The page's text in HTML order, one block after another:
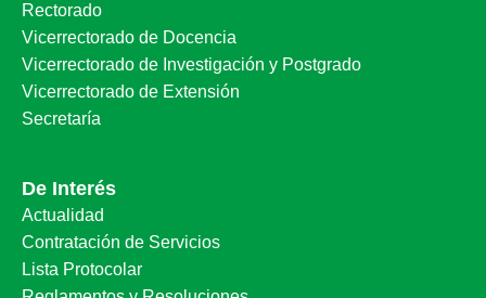
Rectorado
Vicerrectorado de Docencia
Vicerrectorado de Investigación y Postgrado
Vicerrectorado de Extensión
Secretaría
De Interés
Actualidad
Contratación de Servicios
Lista Protocolar